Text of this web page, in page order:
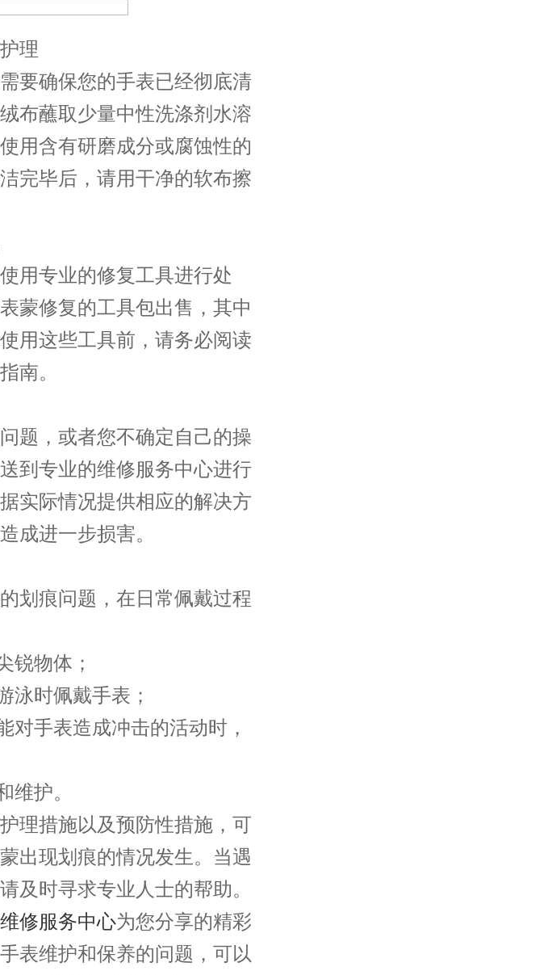
理
确保您的手表已经彻底清
布蘸取少量中性洗涤剂水溶
用含有研磨成分或腐蚀性的
完毕后，请用干净的软布擦
专业的修复工具进行处
蒙修复的工具包出售，其中
用这些工具前，请务必阅读
南。
，或者您不确定自己的操
到专业的维修服务中心进行
实际情况提供相应的解决方
成进一步损害。
痕问题，在日常佩戴过程
物体；
时佩戴手表；
手表造成冲击的活动时，
护。
措施以及预防性措施，可
出现划痕的情况发生。当遇
及时寻求专业人士的帮助。
修服务中心为您分享的精彩
表维护和保养的问题，可以